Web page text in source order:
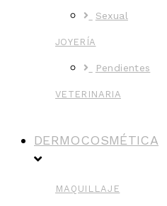
Sexual
JOYERÍA
Pendientes
VETERINARIA
DERMOCOSMÉTICA
MAQUILLAJE